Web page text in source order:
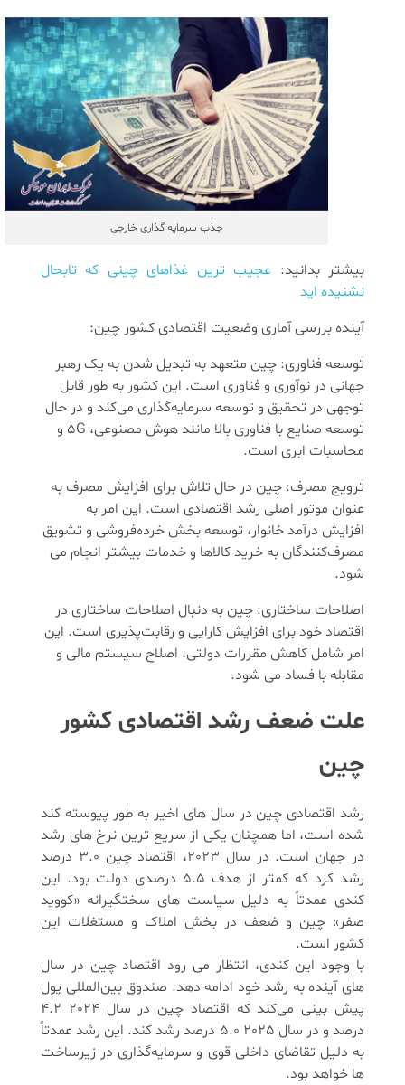
جذب سرمایه گذاری خارجی
بیشتر بدانید: عجیب ترین غذاهای چینی که تابحال
نشنیده اید
آینده بررسی آماری وضعیت اقتصادی کشور چین:
توسعه فناوری: چین متعهد به تبدیل شدن به یک رهبر
جهانی در نوآوری و فناوری است. این کشور به طور قابل
توجهی در تحقیق و توسعه سرمایه‌گذاری می‌کند و در حال
توسعه صنایع با فناوری بالا مانند هوش مصنوعی، 5G و
محاسبات ابری است.
ترویج مصرف: چین در حال تلاش برای افزایش مصرف به
عنوان موتور اصلی رشد اقتصادی است. این امر به
افزایش درآمد خانوار، توسعه بخش خرده‌فروشی و تشویق
مصرف‌کنندگان به خرید کالاها و خدمات بیشتر انجام می
‌شود.
اصلاحات ساختاری: چین به دنبال اصلاحات ساختاری در
اقتصاد خود برای افزایش کارایی و رقابت‌پذیری است. این
امر شامل کاهش مقررات دولتی، اصلاح سیستم مالی و
مقابله با فساد می‌ شود.
علت ضعف رشد اقتصادی کشور
چین
رشد اقتصادی چین در سال‌ های اخیر به طور پیوسته کند
شده است، اما همچنان یکی از سریع‌ ترین نرخ‌ های رشد
در جهان است. در سال 2023، اقتصاد چین 3.0 درصد
رشد کرد که کمتر از هدف 5.5 درصدی دولت بود. این
کندی عمدتاً به دلیل سیاست ‌های سختگیرانه «کووید
صفر» چین و ضعف در بخش املاک و مستغلات این
کشور است.
با وجود این کندی، انتظار می ‌رود اقتصاد چین در سال
‌های آینده به رشد خود ادامه دهد. صندوق بین‌المللی پول
پیش‌ بینی می‌کند که اقتصاد چین در سال 2024 4.2
درصد و در سال 2025 5.0 درصد رشد کند. این رشد عمدتاً
به دلیل تقاضای داخلی قوی و سرمایه‌گذاری در زیرساخت‌
ها خواهد بود.